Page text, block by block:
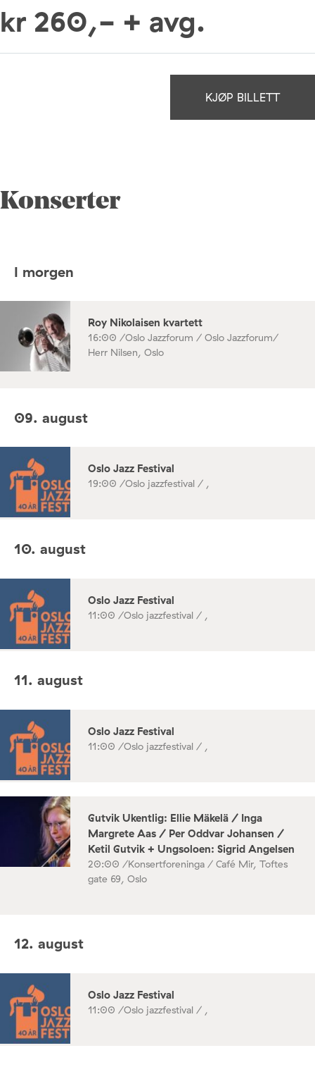
kr 260,- + avg.
KJØP BILLETT
Konserter
I morgen
Roy Nikolaisen kvartett
16:00 /Oslo Jazzforum / Oslo Jazzforum/
Herr Nilsen, Oslo
09. august
Oslo Jazz Festival
19:00 /Oslo jazzfestival / ,
10. august
Oslo Jazz Festival
11:00 /Oslo jazzfestival / ,
11. august
Oslo Jazz Festival
11:00 /Oslo jazzfestival / ,
Gutvik Ukentlig: Ellie Mäkelä / Inga
Margrete Aas / Per Oddvar Johansen /
Ketil Gutvik + Ungsoloen: Sigrid Angelsen
20:00 /Konsertforeninga / Café Mir, Toftes
gate 69, Oslo
12. august
Oslo Jazz Festival
11:00 /Oslo jazzfestival / ,